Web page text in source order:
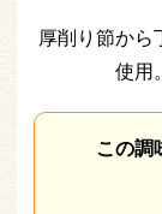
厚削り節から
使用
この調